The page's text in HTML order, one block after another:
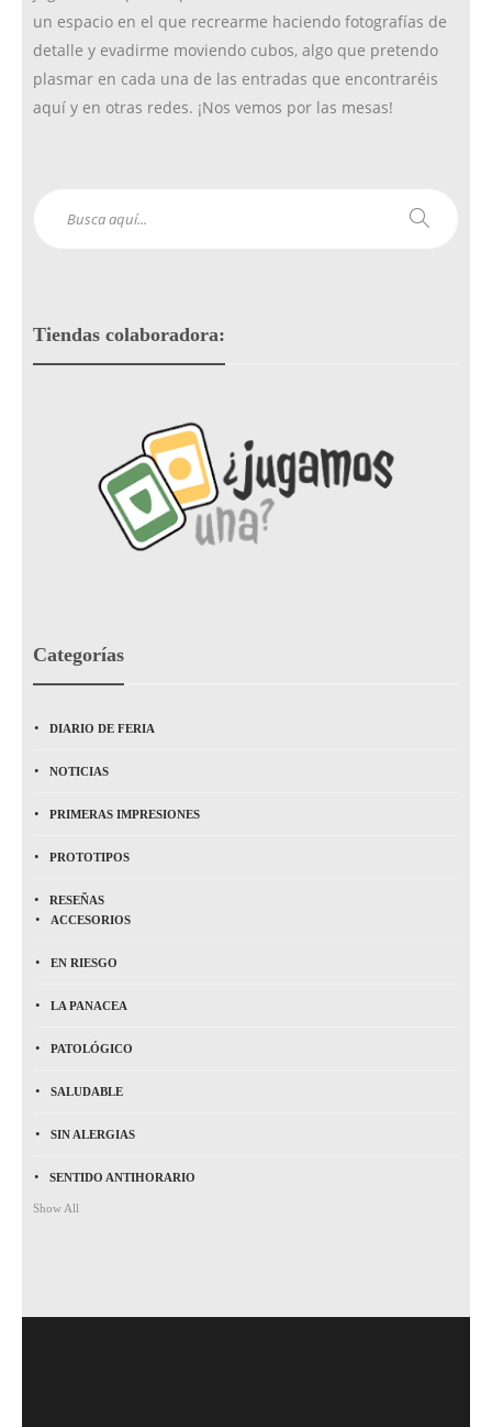
un espacio en el que recrearme haciendo fotografías de
detalle y evadirme moviendo cubos, algo que pretendo
plasmar en cada una de las entradas que encontraréis
aquí y en otras redes. ¡Nos vemos por las mesas!
Tiendas colaboradora:
Categorías
DIARIO DE FERIA
NOTICIAS
PRIMERAS IMPRESIONES
PROTOTIPOS
RESEÑAS
ACCESORIOS
EN RIESGO
LA PANACEA
PATOLÓGICO
SALUDABLE
SIN ALERGIAS
SENTIDO ANTIHORARIO
Show All